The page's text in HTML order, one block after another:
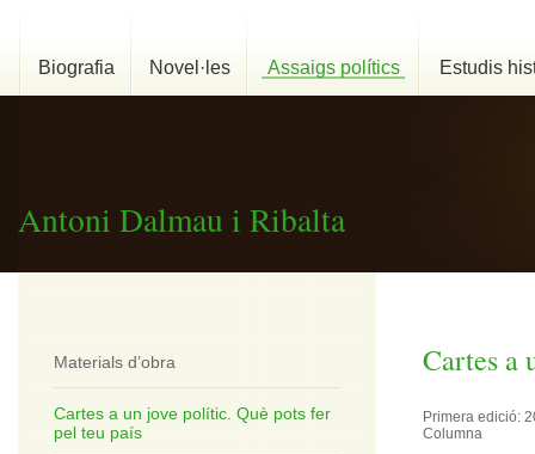
Biografia Novel·les Assaigs polítics Estudis
Antoni Dalmau i Ribalta
Materials d’obra
Cartes a un jove polític. Què pots fer
pel teu país
Cartes a
Primera edició:
Columna